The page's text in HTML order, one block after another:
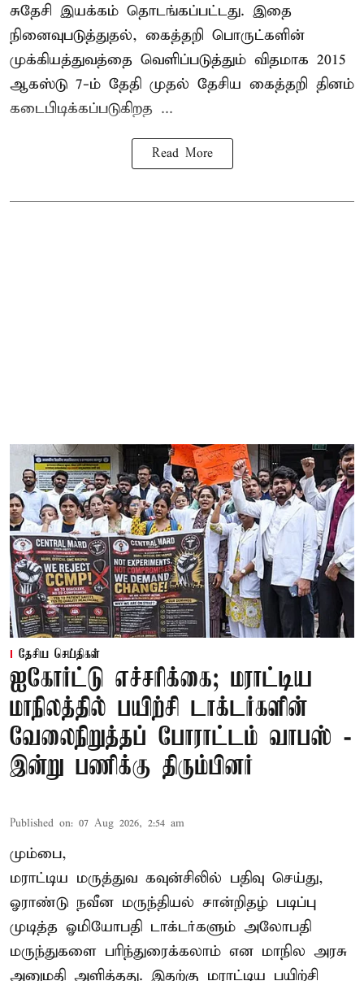
சுதேசி இயக்கம் தொடங்கப்பட்டது. இதை
நினைவுபடுத்துதல், கைத்தறி பொருட்களின்
முக்கியத்துவத்தை வெளிப்படுத்தும் விதமாக 2015
ஆகஸ்டு 7-ம் தேதி முதல் தேசிய கைத்தறி தினம்
கடைபிடிக்கப்படுகிறத ...
Read More
தேசிய செய்திகள்
ஐகோர்ட்டு எச்சரிக்கை; மராட்டிய
மாநிலத்தில் பயிற்சி டாக்டர்களின்
வேலைநிறுத்தப் போராட்டம் வாபஸ் -
இன்று பணிக்கு திரும்பினர்
Published on: 07 Aug 2026, 2:54 am
மும்பை,
மராட்டிய மருத்துவ கவுன்சிலில் பதிவு செய்து,
ஓராண்டு நவீன மருந்தியல் சான்றிதழ் படிப்பு
முடித்த ஓமியோபதி டாக்டர்களும் அலோபதி
மருந்துகளை பரிந்துரைக்கலாம் என மாநில அரசு
அனுமதி அளித்தது. இதற்கு மராட்டிய பயிற்சி